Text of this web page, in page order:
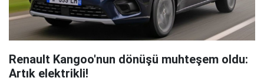
Renault Kangoo'nun dönüşü muhteşem oldu:
Artık elektrikli!